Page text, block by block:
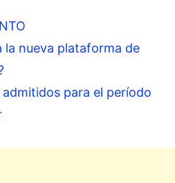
la nueva plataforma de
para el período